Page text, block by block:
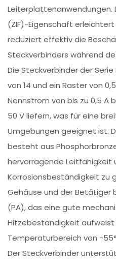
Leiterplattenanwendungen.
(ZIF)-Eigenschaft
reduziert effektiv die
Steckverbinders während
Die Steckverbinder der
von 14 und ein Raster von
Nennstrom von bis zu 0,5 A
50 V liefern, was für eine
Umgebungen geeignet ist.
besteht aus
hervorragende Leitfähigkeit
Korrosionsbeständigkeit zu
Gehäuse und der Betätiger
(PA), das eine gute
Hitzebeständigkeit aufweist
Temperaturbereich von -
Der Steckverbinder